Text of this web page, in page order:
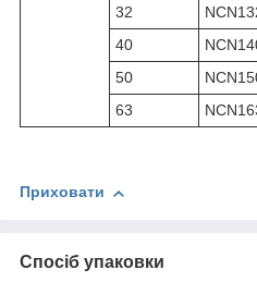
32
40
50
63
Приховати
Спосіб упаковки